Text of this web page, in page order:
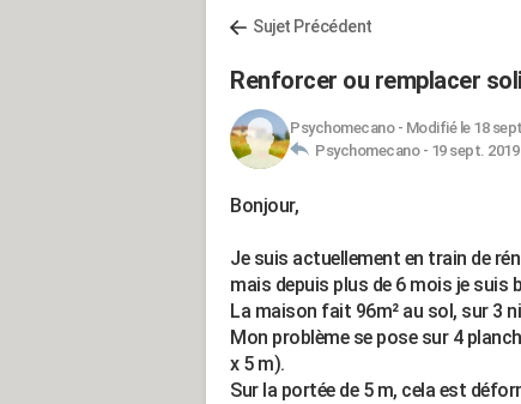
Sujet Précédent
Renforcer ou remplacer
Psychomecano- Modifié le 18
Psychomecano - 19 sept. 2019
Bonjour,
Je suis actuellement en train de
mais depuis plus de 6 mois je suis
La maison fait 96m² au sol, sur 3
Mon problème se pose sur 4
x 5 m).
Sur la portée de 5 m, cela est